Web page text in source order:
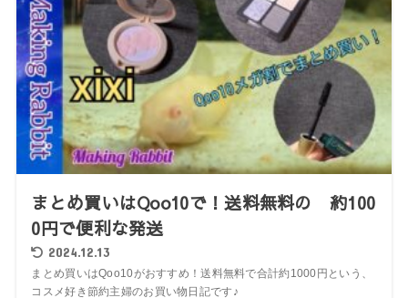
まとめ買いはQoo10で！送料無料の 約100
0円で便利な発送
2024.12.13
まとめ買いはQoo10がおすすめ！送料無料で合計約1000円という、
コスメ好き節約主婦のお買い物日記です♪